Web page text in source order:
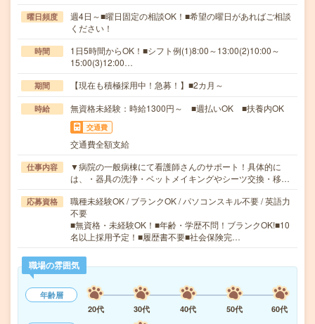
曜日頻度
週4日～■曜日固定の相談OK！■希望の曜日があればご相談
ください！
時間
1日5時間からOK！■シフト例(1)8:00～13:00(2)10:00～
15:00(3)12:00…
期間 【現在も積極採用中！急募！】■2カ月～
時給 無資格未経験：時給1300円～ ■週払いOK ■扶養内OK
交通費
交通費全額支給
仕事内容
▼病院の一般病棟にて看護師さんのサポート！具体的に
は、・器具の洗浄・ベットメイキングやシーツ交換・移…
応募資格
職種未経験OK / ブランクOK / パソコンスキル不要 / 英語力
不要
■無資格・未経験OK！■年齢・学歴不問！ブランクOK!■10
名以上採用予定！■履歴書不要■社会保険完…
職場の雰囲気
年齢層
20代
30代 40代 50代
60代